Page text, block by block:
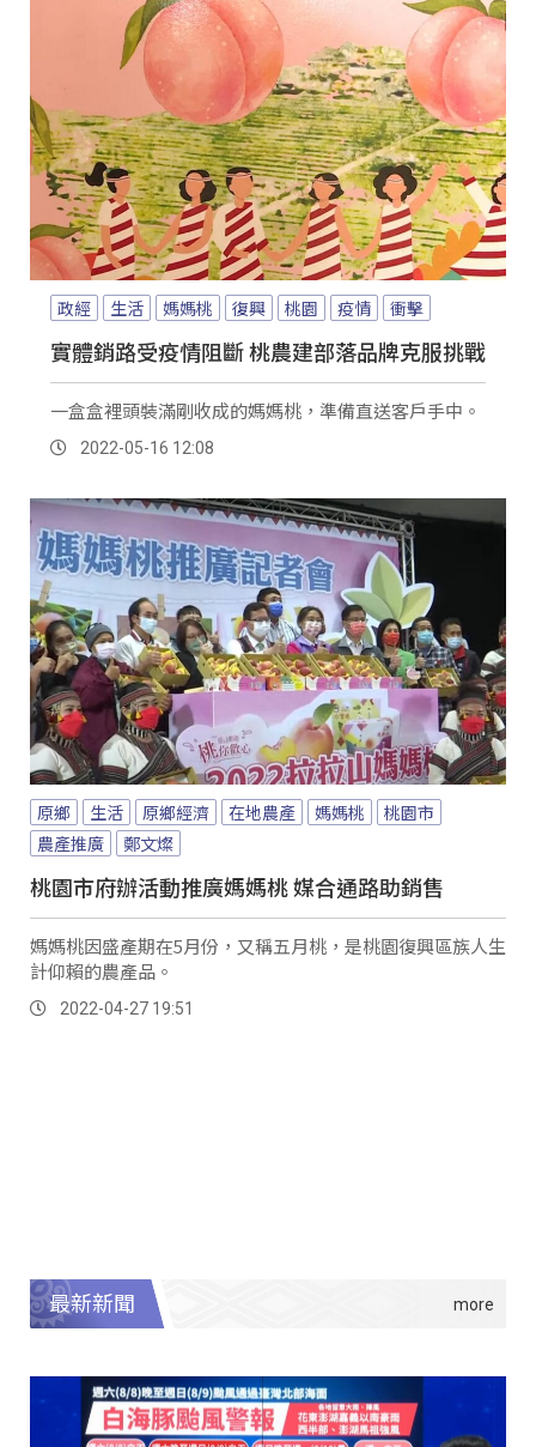
政經 生活 媽媽桃 復興 桃園 疫情 衝擊
實體銷路受疫情阻斷 桃農建部落品牌克服挑戰
一盒盒裡頭裝滿剛收成的媽媽桃，準備直送客戶手中。
2022-05-16 12:08
原鄉 生活 原鄉經濟 在地農產 媽媽桃
桃園市
農產推廣
鄭文燦
桃園市府辦活動推廣媽媽桃 媒合通路助銷售
媽媽桃因盛產期在5月份，又稱五月桃，是桃園復興區族人生
計仰賴的農產品。
2022-04-27 19:51
最新新聞